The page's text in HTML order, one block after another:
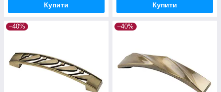
Купити Купити
–40% –40%